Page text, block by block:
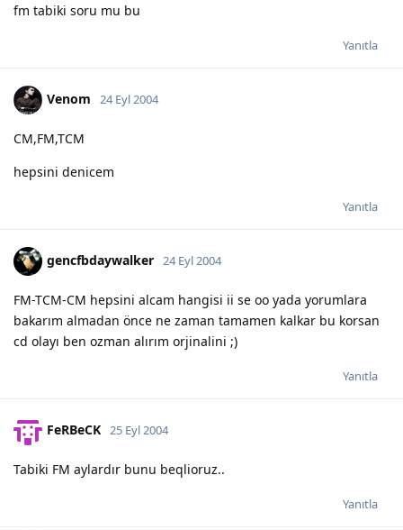
fm tabiki soru mu bu
Yanıtla
Venom 24 Eyl 2004
CM,FM,TCM
hepsini denicem
Yanıtla
gencfbdaywalker 24 Eyl 2004
FM-TCM-CM hepsini alcam hangisi ii se oo yada yorumlara
bakarım almadan önce ne zaman tamamen kalkar bu korsan
cd olayı ben ozman alırım orjinalini ;)
Yanıtla
FeRBeCK 25 Eyl 2004
Tabiki FM aylardır bunu beqlioruz..
Yanıtla